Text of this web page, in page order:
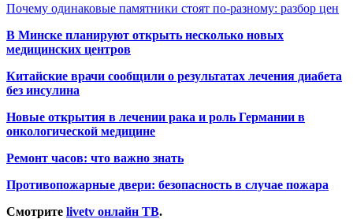
Почему одинаковые памятники стоят по-разному: разбор цен
В Минске планируют открыть несколько новых
медицинских центров
Китайские врачи сообщили о результатах лечения диабета
без инсулина
Новые открытия в лечении рака и роль Германии в
онкологической медицине
Ремонт часов: что важно знать
Противопожарные двери: безопасность в случае пожара
Смотрите livetv онлайн ТВ.